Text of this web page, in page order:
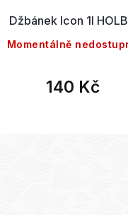
Džbánek Icon 1l
Momentálně
140 Kč